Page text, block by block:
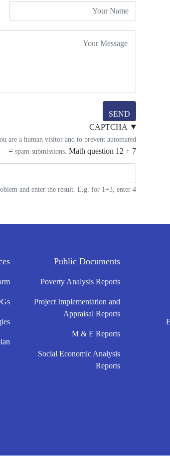
Your Name
Your Email
SEND
CAPTCHA
are a human visitor and to prevent automated
spam submissions. Math question 12 + 7 =
and enter the result. E.g. for 1+3, enter 4.
Public Documents
Poverty Analysis Reports
Project Implementation and
Appraisal Reports
M & E Reports
Social Economic Analysis
Reports